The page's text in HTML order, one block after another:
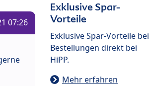
07:26
Exklusive Spar-
Vorteile
Exklusive Spar-Vorteile bei
Bestellungen direkt bei
HiPP.
Mehr erfahren